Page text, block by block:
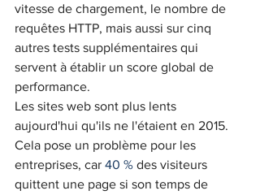
vitesse de chargement, le nombre de
requêtes HTTP, mais aussi sur cinq
autres tests supplémentaires qui
servent à établir un score global de
performance.
Les sites web sont plus lents
aujourd'hui qu'ils ne l'étaient en 2015.
Cela pose un problème pour les
entreprises, car 40 % des visiteurs
quittent une page si son temps de